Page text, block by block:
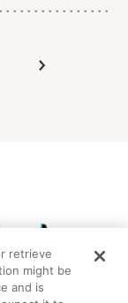
合わせ
retrieve
might be
and is